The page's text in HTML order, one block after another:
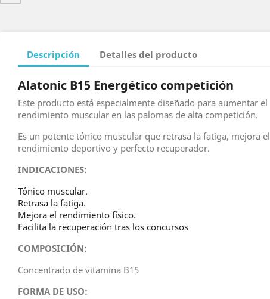
Descripción Detalles del producto
Alatonic B15 Energético competición
Este producto está especialmente diseñado para aumentar el
rendimiento muscular en las palomas de alta competición.
Es un potente tónico muscular que retrasa la fatiga, mejora el
rendimiento deportivo y perfecto recuperador.
INDICACIONES:
Tónico muscular.
Retrasa la fatiga.
Mejora el rendimiento físico.
Facilita la recuperación tras los concursos
COMPOSICIÓN:
Concentrado de vitamina B15
FORMA DE USO: